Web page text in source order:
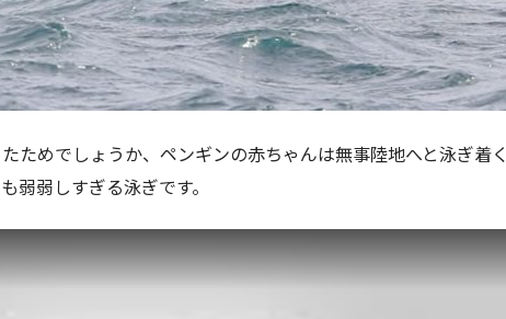
ためでしょうか、ペンギンの赤ちゃんは無事陸地へと泳ぎ着く
弱弱しすぎる泳ぎです。